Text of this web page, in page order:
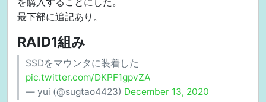
最下部に追記あり。
RAID1組み
SSDをマウンタに装着した
pic.twitter.com/DKPF1gpvZA
— yui (@sugtao4423) December 13, 2020